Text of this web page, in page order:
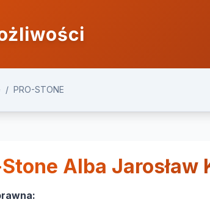
/ PRO-STONE
Alba Jarosław